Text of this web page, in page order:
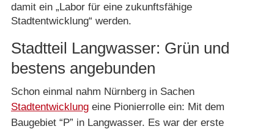
damit ein „Labor für eine zukunftsfähige
Stadtentwicklung“ werden.
Stadtteil Langwasser: Grün und
bestens angebunden
Schon einmal nahm Nürnberg in Sachen
Stadtentwicklungeine Pionierrolle ein: Mit dem
Baugebiet “P” in Langwasser. Es war der erste